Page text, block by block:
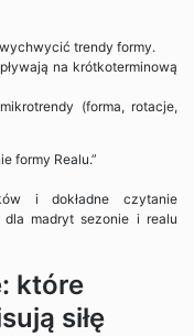
trendy formy.
na krótkoterminową
(forma, rotacje,
formy Realu.”
i dokładne czytanie
madryt sezonie i realu
które
siłę